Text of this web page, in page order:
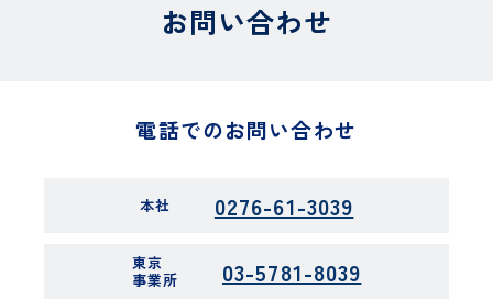
お問い合わせ
電話でのお問い合わせ
本社 0276-61-3039
東京
事業所
03-5781-8039